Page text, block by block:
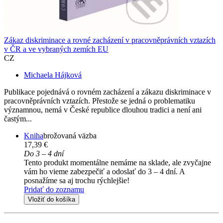
Zákaz diskriminace a rovné zacházení v pracovněprávních vztazích
v ČR a ve vybraných zemích EU
CZ
Michaela Hájková
Publikace pojednává o rovném zacházení a zákazu diskriminace v
pracovněprávních vztazích. Přestože se jedná o problematiku
významnou, nemá v České republice dlouhou tradici a není ani
častým...
Knihabrožovaná väzba
17,39 €
Do 3 – 4 dní
Tento produkt momentálne nemáme na sklade, ale zvyčajne
vám ho vieme zabezpečiť a odoslať do 3 – 4 dní. A
posnažíme sa aj trochu rýchlejšie!
Pridať do zoznamu
Vložiť do košíka